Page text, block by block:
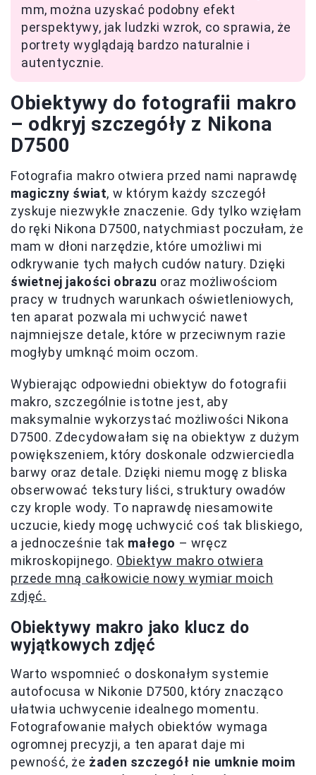
mm, można uzyskać podobny efekt
perspektywy, jak ludzki wzrok, co sprawia, że
portrety wyglądają bardzo naturalnie i
autentycznie.
Obiektywy do fotografii makro
– odkryj szczegóły z Nikona
D7500
Fotografia makro otwiera przed nami naprawdę
magiczny świat, w którym każdy szczegół
zyskuje niezwykłe znaczenie. Gdy tylko wzięłam
do ręki Nikona D7500, natychmiast poczułam, że
mam w dłoni narzędzie, które umożliwi mi
odkrywanie tych małych cudów natury. Dzięki
świetnej jakości obrazu oraz możliwościom
pracy w trudnych warunkach oświetleniowych,
ten aparat pozwala mi uchwycić nawet
najmniejsze detale, które w przeciwnym razie
mogłyby umknąć moim oczom.
Wybierając odpowiedni obiektyw do fotografii
makro, szczególnie istotne jest, aby
maksymalnie wykorzystać możliwości Nikona
D7500. Zdecydowałam się na obiektyw z dużym
powiększeniem, który doskonale odzwierciedla
barwy oraz detale. Dzięki niemu mogę z bliska
obserwować tekstury liści, struktury owadów
czy krople wody. To naprawdę niesamowite
uczucie, kiedy mogę uchwycić coś tak bliskiego,
a jednocześnie tak małego – wręcz
mikroskopijnego. Obiektyw makro otwiera
przede mną całkowicie nowy wymiar moich
zdjęć.
Obiektywy makro jako klucz do
wyjątkowych zdjęć
Warto wspomnieć o doskonałym systemie
autofocusa w Nikonie D7500, który znacząco
ułatwia uchwycenie idealnego momentu.
Fotografowanie małych obiektów wymaga
ogromnej precyzji, a ten aparat daje mi
pewność, że żaden szczegół nie umknie moim